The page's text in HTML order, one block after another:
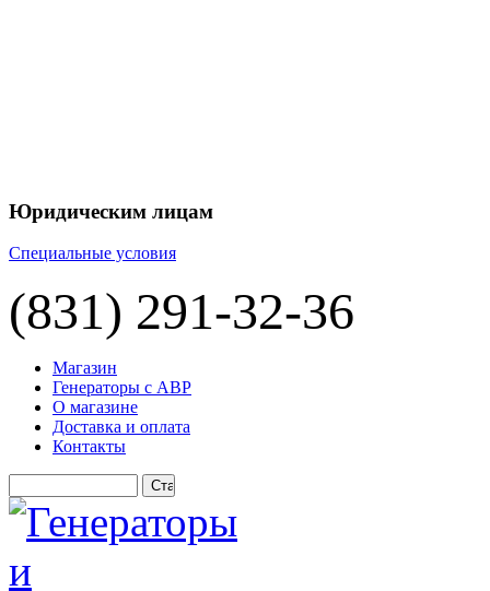
Юридическим лицам
Специальные условия
(831) 291-32-36
Магазин
Генераторы с АВР
О магазине
Доставка и оплата
Контакты